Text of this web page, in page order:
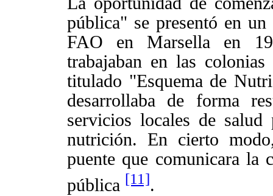
pública" se presentó en
FAO en Marsella en
trabajaban en las
titulado "Esquema de
desarrollaba de forma
servicios locales de
nutrición. En cierto
puente que comunicara la
pública [11].